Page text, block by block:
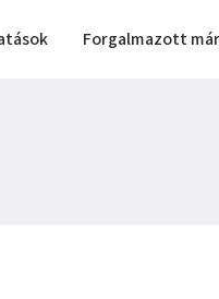
Forgalmazott